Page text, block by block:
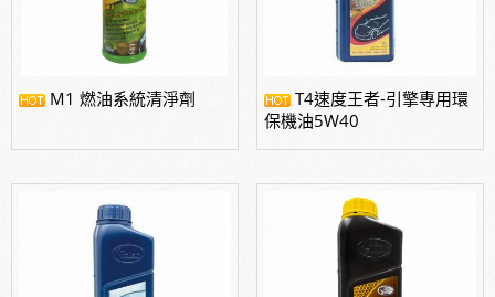
M1 燃油系統清淨劑
T4速度王者-引擎專用環